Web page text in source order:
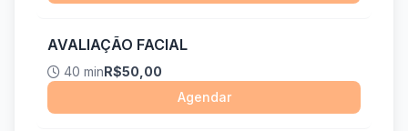
AVALIAÇÃO FACIAL
40 minR$50,00
Agendar